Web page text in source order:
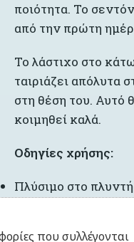
ποιότητα. Το
από την πρώτη
Το λάστιχο στο
ταιριάζει απόλυτα
στη θέση του. Αυτό
κοιμηθεί καλά.
Οδηγίες χρήσης:
Πλύσιμο στο
Σιδέρωμα
που συλλέγονται